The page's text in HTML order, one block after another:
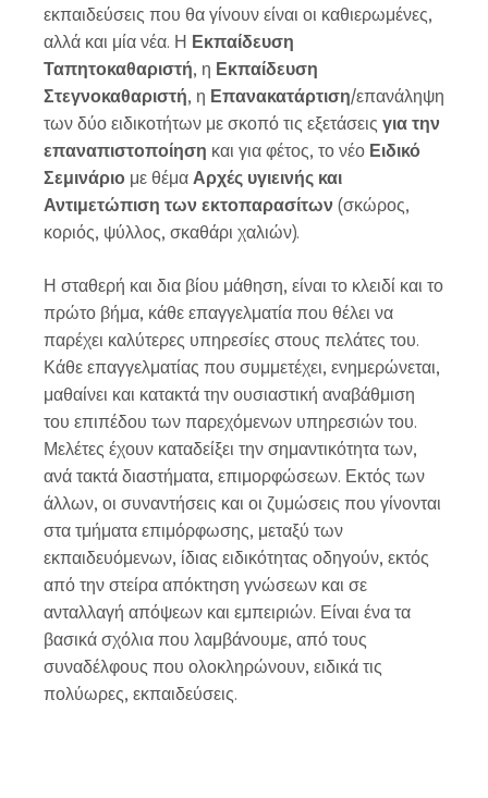
εκπαιδεύσεις που θα γίνουν είναι οι καθιερωμένες,
αλλά και μία νέα. Η Εκπαίδευση
Ταπητοκαθαριστή, η Εκπαίδευση
Στεγνοκαθαριστή, η Επανακατάρτιση/επανάληψη
των δύο ειδικοτήτων με σκοπό τις εξετάσεις για την
επαναπιστοποίηση και για φέτος, το νέο Ειδικό
Σεμινάριο με θέμα Αρχές υγιεινής και
Αντιμετώπιση των εκτοπαρασίτων (σκώρος,
κοριός, ψύλλος, σκαθάρι χαλιών).
Η σταθερή και δια βίου μάθηση, είναι το κλειδί και το
πρώτο βήμα, κάθε επαγγελματία που θέλει να
παρέχει καλύτερες υπηρεσίες στους πελάτες του.
Κάθε επαγγελματίας που συμμετέχει, ενημερώνεται,
μαθαίνει και κατακτά την ουσιαστική αναβάθμιση
του επιπέδου των παρεχόμενων υπηρεσιών του.
Μελέτες έχουν καταδείξει την σημαντικότητα των,
ανά τακτά διαστήματα, επιμορφώσεων. Εκτός των
άλλων, οι συναντήσεις και οι ζυμώσεις που γίνονται
στα τμήματα επιμόρφωσης, μεταξύ των
εκπαιδευόμενων, ίδιας ειδικότητας οδηγούν, εκτός
από την στείρα απόκτηση γνώσεων και σε
ανταλλαγή απόψεων και εμπειριών. Είναι ένα τα
βασικά σχόλια που λαμβάνουμε, από τους
συναδέλφους που ολοκληρώνουν, ειδικά τις
πολύωρες, εκπαιδεύσεις.